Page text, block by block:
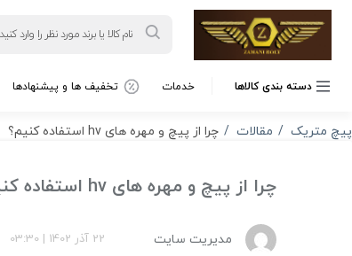
search
دسته بندی کالاها خدمات تخفیف ها و پیشنهادها
پیچ متریک مقالات چرا از پیچ و مهره های hv استفاده کنیم؟
چرا از پیچ و مهره های hv استفاده کنیم؟
مدیریت سایت 22 آذر 1402 |
03:30